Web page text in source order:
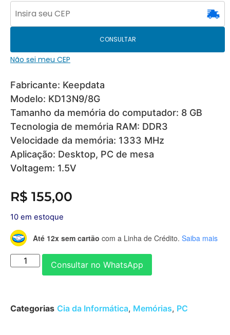
CONSULTAR
Não sei meu CEP
Fabricante: Keepdata
Modelo: KD13N9/8G
Tamanho da memória do computador: 8 GB
Tecnologia de memória RAM: DDR3
Velocidade da memória: 1333 MHz
Aplicação: Desktop, PC de mesa
Voltagem: 1.5V
R$ 155,00
10 em estoque
Até 12x sem cartão com a Linha de Crédito. Saiba mais
Consultar no WhatsApp
Categorias Cia da Informática, Memórias, PC